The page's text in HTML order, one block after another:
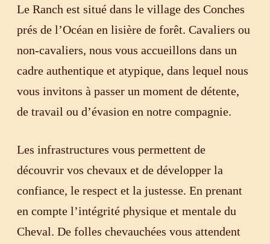
Contact
Le Ranch est situé dans le village des Conches
prés de l’Océan en lisière de forêt. Cavaliers ou
non-cavaliers, nous vous accueillons dans un
cadre authentique et atypique, dans lequel nous
vous invitons à passer un moment de détente,
de travail ou d’évasion en notre compagnie.
Les infrastructures vous permettent de
découvrir vos chevaux et de développer la
confiance, le respect et la justesse. En prenant
en compte l’intégrité physique et mentale du
Cheval. De folles chevauchées vous attendent